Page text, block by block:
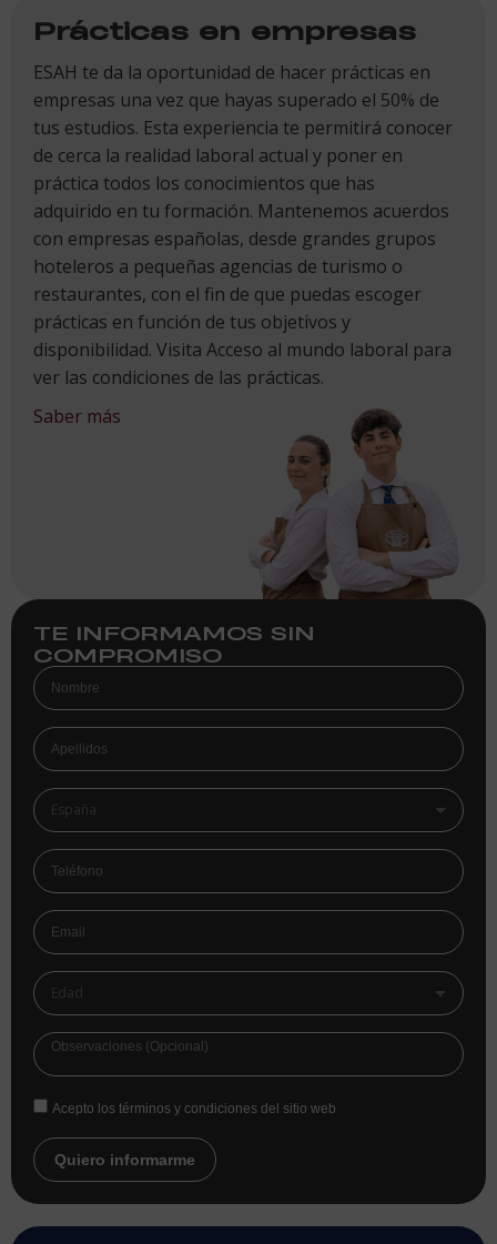
Prácticas en empresas
ESAH te da la oportunidad de hacer prácticas en
empresas una vez que hayas superado el 50% de
tus estudios. Esta experiencia te permitirá conocer
de cerca la realidad laboral actual y poner en
práctica todos los conocimientos que has
adquirido en tu formación. Mantenemos acuerdos
con empresas españolas, desde grandes grupos
hoteleros a pequeñas agencias de turismo o
restaurantes, con el fin de que puedas escoger
prácticas en función de tus objetivos y
disponibilidad. Visita Acceso al mundo laboral para
ver las condiciones de las prácticas.
Saber más
TE INFORMAMOS SIN
COMPROMISO
Acepto los términos y condiciones del sitio web
Quiero informarme